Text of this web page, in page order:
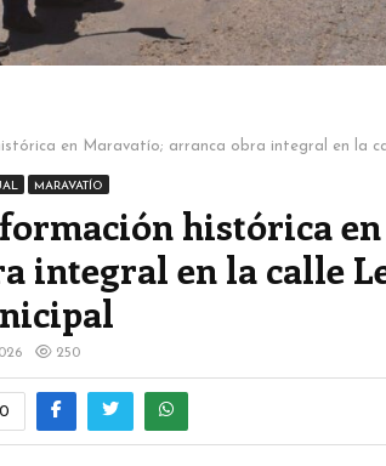
en Maravatío; arranca obra integral en la
MARAVATÍO
histórica
integral en la calle
250
0